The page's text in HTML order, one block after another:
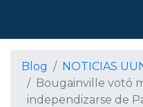
Blog
NOTICIAS
Bougainville votó
independizarse de